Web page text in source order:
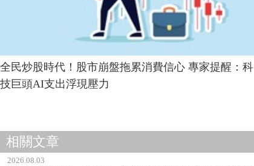
全民炒股時代！股市崩盤拖累消費信心 專家提醒：科
技巨頭AI支出浮現壓力
相關文章
2026.08.03